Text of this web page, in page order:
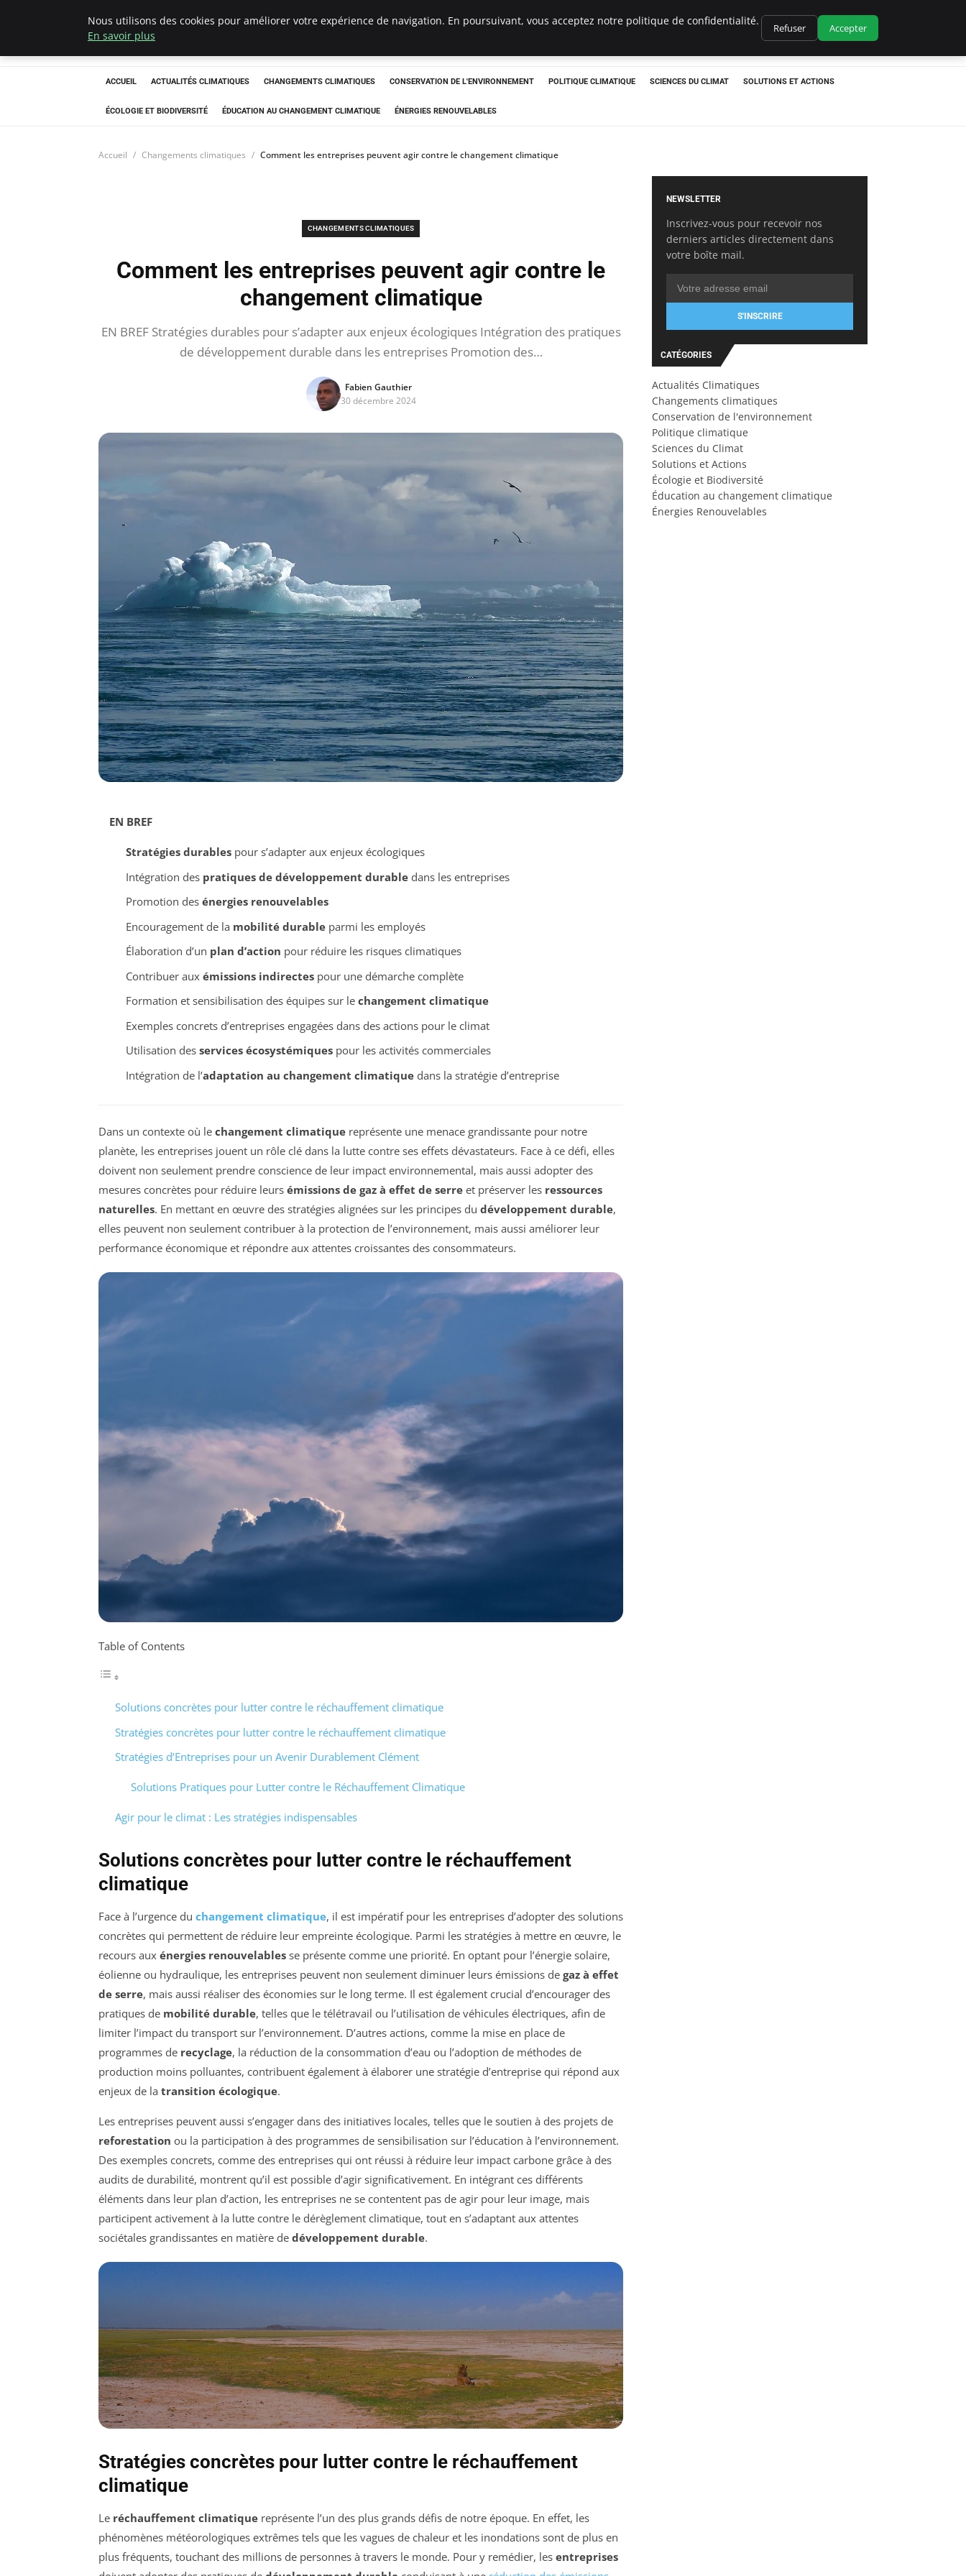
Climatedebtagents
ACCUEIL ACTUALITÉS CLIMATIQUES CHANGEMENTS CLIMATIQUES CONSERVATION DE L'ENVIRONNEMENT POLITIQUE CLIMATIQUE SCIENCES DU CLIMAT SOLUTIONS ET ACTIONS
ÉCOLOGIE ET BIODIVERSITÉ ÉDUCATION AU CHANGEMENT CLIMATIQUE ÉNERGIES RENOUVELABLES
Accueil Changements climatiques Comment les entreprises peuvent agir contre le changement climatique
CHANGEMENTS CLIMATIQUES
Comment les entreprises peuvent agir contre le
changement climatique
EN BREF Stratégies durables pour s’adapter aux enjeux écologiques Intégration des pratiques
de développement durable dans les entreprises Promotion des…
Fabien Gauthier
30 décembre 2024
EN BREF
Stratégies durablespour s’adapter aux enjeux écologiques
Intégration des pratiques de développement durabledans les entreprises
Promotion des énergies renouvelables
Encouragement de la mobilité durableparmi les employés
Élaboration d’un plan d’action pour réduire les risques climatiques
Contribuer aux émissions indirectespour une démarche complète
Formation et sensibilisation des équipes sur le changement climatique
Exemples concrets d’entreprises engagées dans des actions pour le climat
Utilisation des services écosystémiquespour les activités commerciales
Intégration de l’adaptation au changement climatiquedans la stratégie d’entreprise
Dans un contexte où le changement climatique représente une menace grandissante pour notre
planète, les entreprises jouent un rôle clé dans la lutte contre ses effets dévastateurs. Face à ce défi, elles
doivent non seulement prendre conscience de leur impact environnemental, mais aussi adopter des
mesures concrètes pour réduire leurs émissions de gaz à effet de serre et préserver les ressources
naturelles. En mettant en œuvre des stratégies alignées sur les principes du développement durable,
elles peuvent non seulement contribuer à la protection de l’environnement, mais aussi améliorer leur
performance économique et répondre aux attentes croissantes des consommateurs.
Table of Contents
Solutions concrètes pour lutter contre le réchauffement climatique
Stratégies concrètes pour lutter contre le réchauffement climatique
Stratégies d’Entreprises pour un Avenir Durablement Clément
Solutions Pratiques pour Lutter contre le Réchauffement Climatique
Agir pour le climat : Les stratégies indispensables
Solutions concrètes pour lutter contre le réchauffement
climatique
Face à l’urgence du changement climatique, il est impératif pour les entreprises d’adopter des solutions
concrètes qui permettent de réduire leur empreinte écologique. Parmi les stratégies à mettre en œuvre, le
recours aux énergies renouvelables se présente comme une priorité. En optant pour l’énergie solaire,
éolienne ou hydraulique, les entreprises peuvent non seulement diminuer leurs émissions de gaz à effet
de serre, mais aussi réaliser des économies sur le long terme. Il est également crucial d’encourager des
pratiques de mobilité durable, telles que le télétravail ou l’utilisation de véhicules électriques, afin de
limiter l’impact du transport sur l’environnement. D’autres actions, comme la mise en place de
programmes de recyclage, la réduction de la consommation d’eau ou l’adoption de méthodes de
production moins polluantes, contribuent également à élaborer une stratégie d’entreprise qui répond aux
enjeux de la transition écologique.
Les entreprises peuvent aussi s’engager dans des initiatives locales, telles que le soutien à des projets de
reforestation ou la participation à des programmes de sensibilisation sur l’éducation à l’environnement.
Des exemples concrets, comme des entreprises qui ont réussi à réduire leur impact carbone grâce à des
audits de durabilité, montrent qu’il est possible d’agir significativement. En intégrant ces différents
éléments dans leur plan d’action, les entreprises ne se contentent pas de agir pour leur image, mais
participent activement à la lutte contre le dérèglement climatique, tout en s’adaptant aux attentes
sociétales grandissantes en matière de développement durable.
Stratégies concrètes pour lutter contre le réchauffement
climatique
Le réchauffement climatique représente l’un des plus grands défis de notre époque. En effet, les
phénomènes météorologiques extrêmes tels que les vagues de chaleur et les inondations sont de plus en
plus fréquents, touchant des millions de personnes à travers le monde. Pour y remédier, les entreprises
NEWSLETTER
Inscrivez-vous pour recevoir nos
derniers articles directement dans
votre boîte mail.
S'INSCRIRE
CATÉGORIES
Actualités Climatiques
Changements climatiques
Conservation de l'environnement
Politique climatique
Sciences du Climat
Solutions et Actions
Écologie et Biodiversité
Éducation au changement climatique
Énergies Renouvelables
Nous utilisons des cookies pour améliorer votre expérience de navigation. En poursuivant, vous acceptez notre politique de confidentialité.
En savoir plus
Refuser Accepter